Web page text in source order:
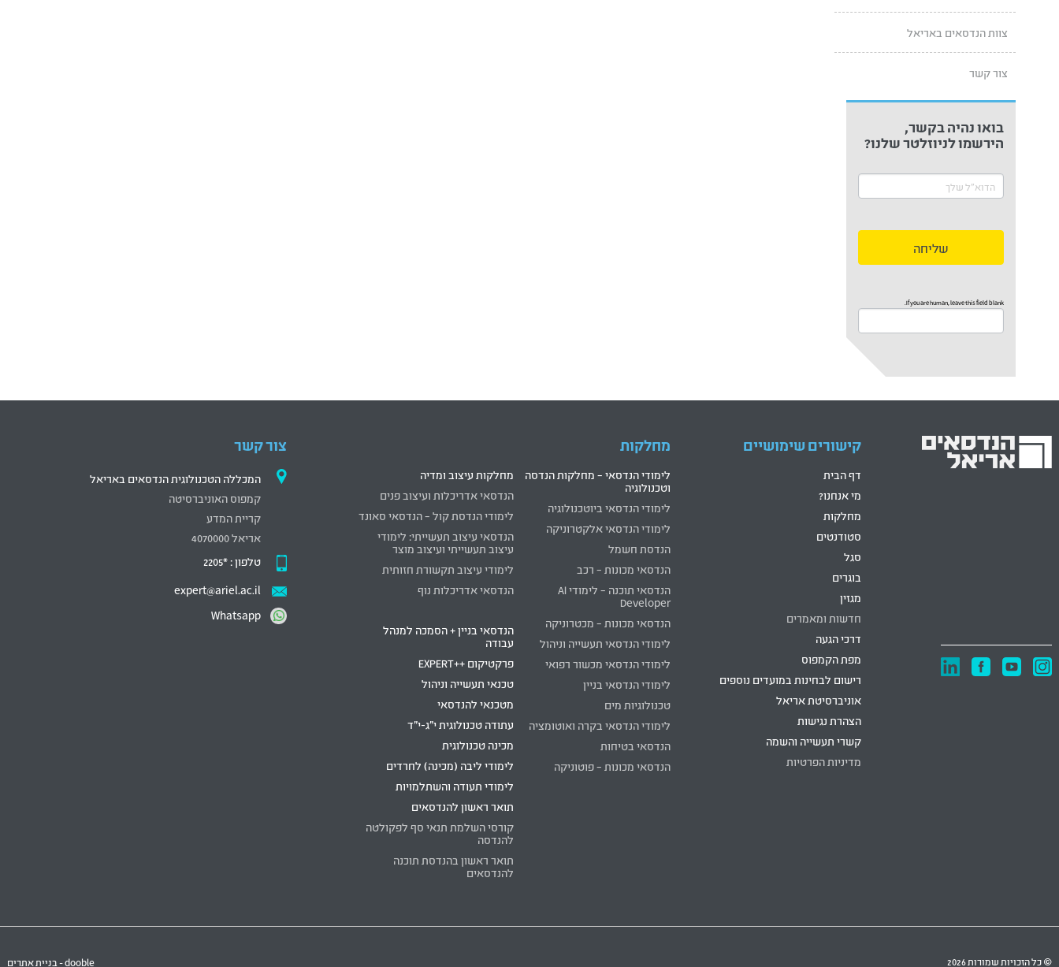
צוות הנדסאים באריאל
צור קשר
ניוזלטר
תפריט
בואו נהיה בקשר,
הירשמו לניוזלטר שלנו?
שליחה
If you are human, leave this field blank.
קישורים שימושיים
דף הבית
מי אנחנו?
מחלקות
סטודנטים
סגל
בוגרים
מגזין
חדשות ומאמרים
דרכי הגעה
מפת הקמפוס
רישום לבחינות במועדים נוספים
אוניברסיטת אריאל
הצהרת נגישות
קשרי תעשייה והשמה
מדיניות הפרטיות
מחלקות
לימודי הנדסאי – מחלקות הנדסה
וטכנולוגיה
לימודי הנדסאי ביוטכנולוגיה
לימודי הנדסאי אלקטרוניקה
הנדסת חשמל
הנדסאי מכונות – רכב
הנדסאי תוכנה – לימודי AI
Developer
הנדסאי מכונות – מכטרוניקה
לימודי הנדסאי תעשייה וניהול
לימודי הנדסאי מכשור רפואי
לימודי הנדסאי בניין
טכנולוגיות מים
לימודי הנדסאי בקרה ואוטומציה
הנדסאי בטיחות
הנדסאי מכונות – פוטוניקה
מחלקות עיצוב ומדיה
הנדסאי אדריכלות ועיצוב פנים
לימודי הנדסת קול – הנדסאי סאונד
הנדסאי עיצוב תעשייתי: לימודי
עיצוב תעשייתי ועיצוב מוצר
לימודי עיצוב תקשורת חזותית
הנדסאי אדריכלות נוף
הנדסאי בניין + הסמכה למנהל
עבודה
פרקטיקום ++EXPERT
טכנאי תעשייה וניהול
מטכנאי להנדסאי
עתודה טכנולוגית י"ג-י"ד
מכינה טכנולוגית
לימודי ליבה (מכינה) לחרדים
לימודי תעודה והשתלמויות
תואר ראשון להנדסאים
קורסי השלמת תנאי סף לפקולטה
להנדסה
תואר ראשון בהנדסת תוכנה
להנדסאים
צור קשר
המכללה הטכנולוגית הנדסאים באריאל
קמפוס האוניברסיטה
קריית המדע
אריאל 4070000
טלפון :*2205
expert@ariel.ac.il
Whatsapp
© כל הזכויות שמורות 2026 dooble - בניית אתרים